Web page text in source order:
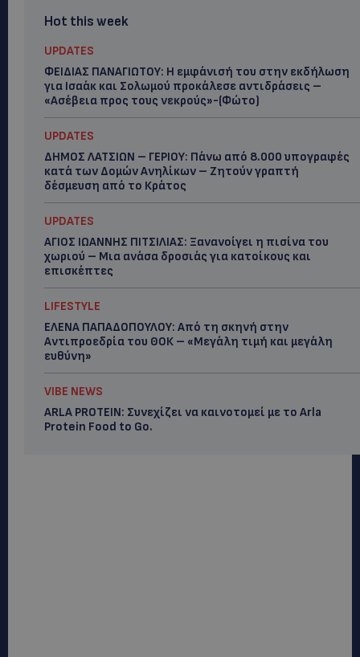
Hot this week
UPDATES
ΦΕΙΔΙΑΣ ΠΑΝΑΓΙΩΤΟΥ: Η εμφάνισή του στην εκδήλωση
για Ισαάκ και Σολωμού προκάλεσε αντιδράσεις –
«Ασέβεια προς τους νεκρούς»-(Φώτο)
UPDATES
ΔΗΜΟΣ ΛΑΤΣΙΩΝ – ΓΕΡΙΟΥ: Πάνω από 8.000 υπογραφές
κατά των Δομών Ανηλίκων – Ζητούν γραπτή
δέσμευση από το Κράτος
UPDATES
ΑΓΙΟΣ ΙΩΑΝΝΗΣ ΠΙΤΣΙΛΙΑΣ: Ξανανοίγει η πισίνα του
χωριού – Μια ανάσα δροσιάς για κατοίκους και
επισκέπτες
LIFESTYLE
ΕΛΕΝΑ ΠΑΠΑΔΟΠΟΥΛΟΥ: Από τη σκηνή στην
Αντιπροεδρία του ΘΟΚ – «Μεγάλη τιμή και μεγάλη
ευθύνη»
VIBE NEWS
ARLA PROTEIN: Συνεχίζει να καινοτομεί με το Arla
Protein Food to Go.